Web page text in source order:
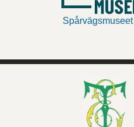
Spårvägsmuseet